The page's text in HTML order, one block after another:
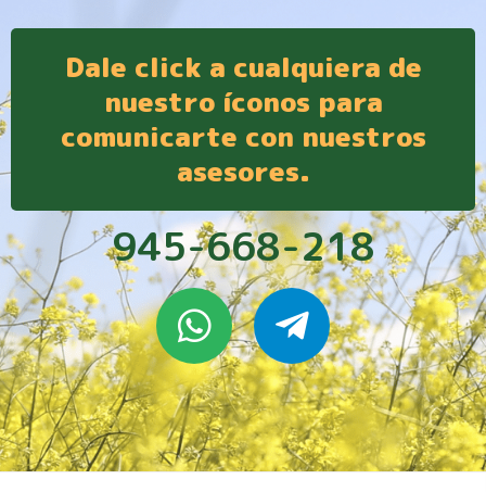
Dale click a cualquiera de
nuestro íconos para
comunicarte con nuestros
asesores.
945-668-218